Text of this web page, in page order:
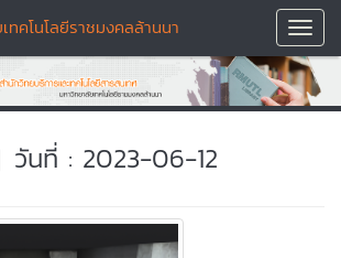
คโนโลยีราชมงคลล้านนา
วันที่ : 2023-06-12